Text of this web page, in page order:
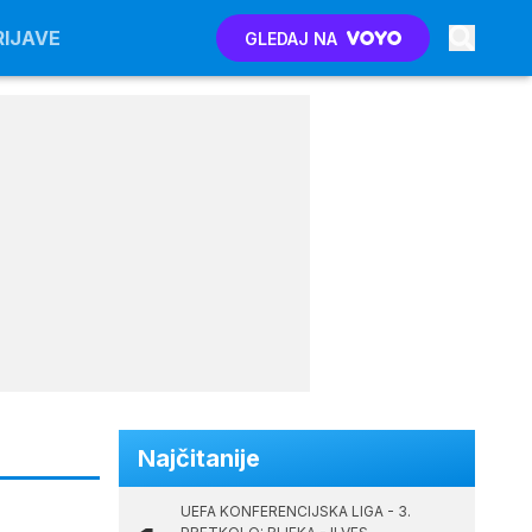
GLEDAJ NA
Najčitanije
UEFA KONFERENCIJSKA LIGA - 3.
GLEDAJ NA